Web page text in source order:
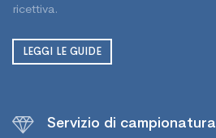
ricettiva.
LEGGI LE GUIDE
Servizio di campionatura